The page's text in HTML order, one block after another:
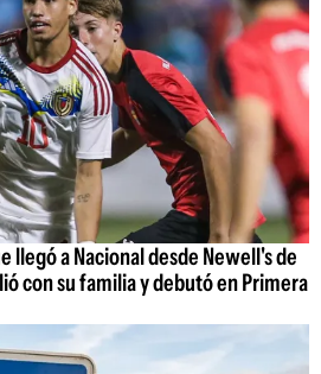
llegó a Nacional desde Newell's de
con su familia y debutó en Primera